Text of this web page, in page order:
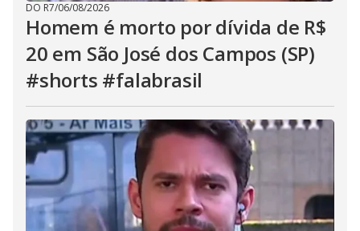
DO R7/06/08/2026
Homem é morto por dívida de R$
20 em São José dos Campos (SP)
#shorts #falabrasil